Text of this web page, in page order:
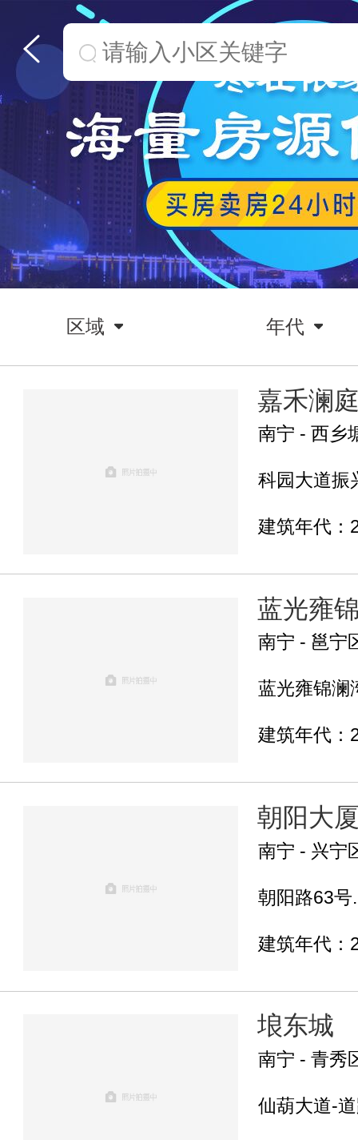
区域 年代
嘉禾澜
南宁 - 西乡
科园大道振
建筑年代：
蓝光雍
南宁 - 邕宁
蓝光雍锦澜
建筑年代：
朝阳大
南宁 - 兴宁
朝阳路63号
建筑年代：
埌东城
南宁 - 青秀
仙葫大道-